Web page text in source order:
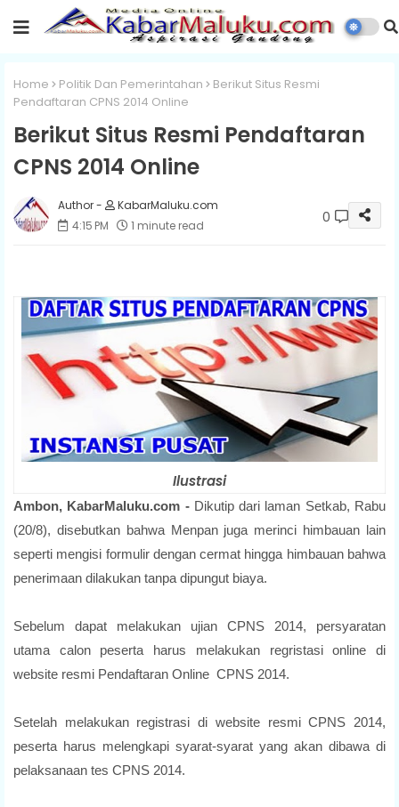
Home Politik Dan Pemerintahan
Berikut Situs Resmi
Pendaftaran CPNS 2014 Online
Berikut Situs Resmi Pendaftaran
CPNS 2014 Online
KabarMaluku.com
4:15 PM
1 minute read 0
Ilustrasi
Ambon, KabarMaluku.com - Dikutip dari laman Setkab, Rabu
(20/8), disebutkan bahwa Menpan juga merinci himbauan lain
seperti mengisi formulir dengan cermat hingga himbauan bahwa
penerimaan dilakukan tanpa dipungut biaya.
Sebelum dapat melakukan ujian CPNS 2014, persyaratan
utama calon peserta harus melakukan regristasi online di
website resmi Pendaftaran Online CPNS 2014.
Setelah melakukan registrasi di website resmi CPNS 2014,
peserta harus melengkapi syarat-syarat yang akan dibawa di
pelaksanaan tes CPNS 2014.